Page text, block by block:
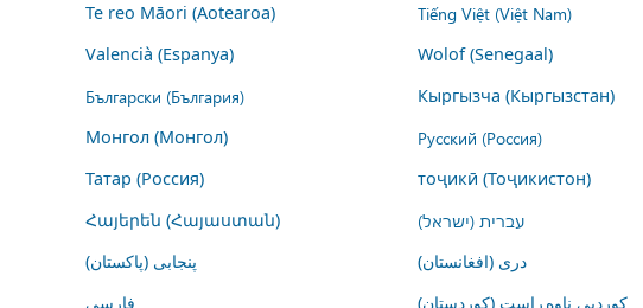
Te reo Māori (Aotearoa)
Tiếng Việt (Việt Nam)
Valencià (Espanya)
Wolof (Senegaal)
Български (България) Кыргызча (Кыргызстан)
Монгол (Монгол)
Русский (Россия)
Татар (Россия)
тоҷикӣ (Тоҷикистон)
Հայերեն (Հայաստան)
עברית (ישראל)
پنجابی (پاکستان)
درى (افغانستان)
فارسى کوردیی ناوەڕاست (کوردستان)